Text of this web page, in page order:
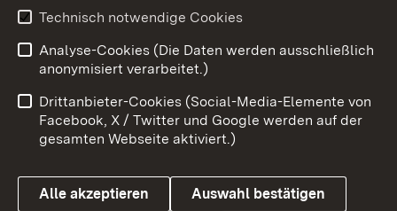
Technisch notwendige Cookies
Analyse-Cookies (Die Daten werden ausschließlich
anonymisiert verarbeitet.)
Drittanbieter-Cookies (Social-Media-Elemente von
Facebook, X / Twitter und Google werden auf der
gesamten Webseite aktiviert.)
Alle akzeptieren Auswahl bestätigen